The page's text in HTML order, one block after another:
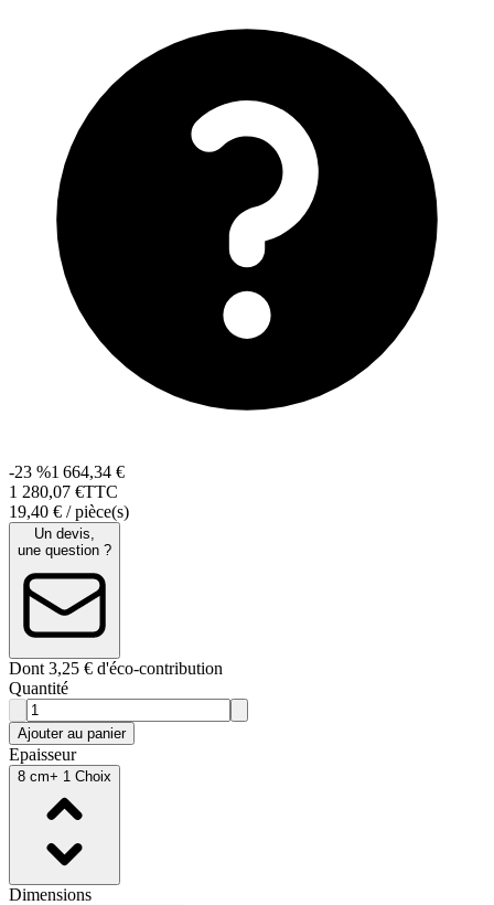
-23 %1 664,34 €
1 280,07 €TTC
19,40 € / pièce(s)
Un devis,
une question ?
Dont 3,25 € d'éco-contribution
Quantité
Ajouter au panier
Epaisseur
8 cm+ 1 Choix
Dimensions